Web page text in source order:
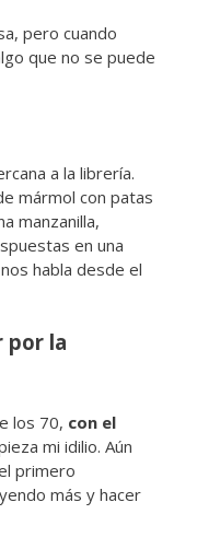
pero cuando
que no se puede
a la librería.
mármol con patas
manzanilla,
en una
habla desde el
por la
los 70, con el
mi idilio. Aún
primero
más y hacer